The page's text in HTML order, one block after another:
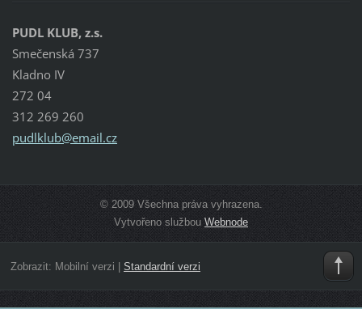
PUDL KLUB, z.s.
Smečenská 737
Kladno IV
272 04
312 269 260
pudlklub@email.cz
© 2009 Všechna práva vyhrazena.
Vytvořeno službou Webnode
Zobrazit: Mobilní verzi Standardní verzi